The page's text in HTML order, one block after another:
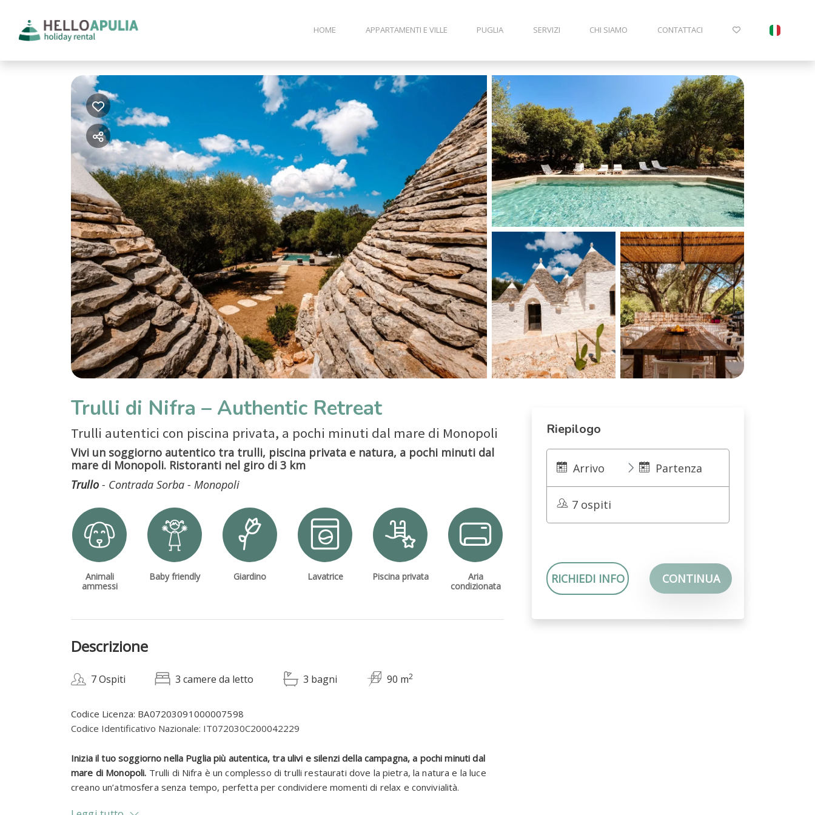
HOME APPARTAMENTI E VILLE PUGLIA SERVIZI CHI SIAMO CONTATTACI
Trulli di Nifra – Authentic Retreat
Trulli autentici con piscina privata, a pochi minuti dal mare di Monopoli
Vivi un soggiorno autentico tra trulli, piscina privata e natura, a pochi minuti dal
mare di Monopoli. Ristoranti nel giro di 3 km
Trullo - Contrada Sorba - Monopoli
Animali
ammessi
Baby friendly Giardino Lavatrice Piscina privata
Aria
condizionata
Descrizione
7 Ospiti 3 camere da letto 3 bagni 90 m2
Codice Licenza: BA07203091000007598
Codice Identificativo Nazionale: IT072030C200042229
Inizia il tuo soggiorno nella Puglia più autentica, tra ulivi e silenzi della campagna, a pochi minuti dal
mare di Monopoli. Trulli di Nifra è un complesso di trulli restaurati dove la pietra, la natura e la luce
creano un’atmosfera senza tempo, perfetta per condividere momenti di relax e convivialità.
Riepilogo
Arrivo Partenza
7 ospiti
RICHIEDI INFO CONTINUA